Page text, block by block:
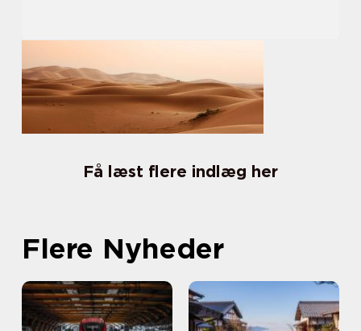
Få læst flere indlæg her
Flere Nyheder